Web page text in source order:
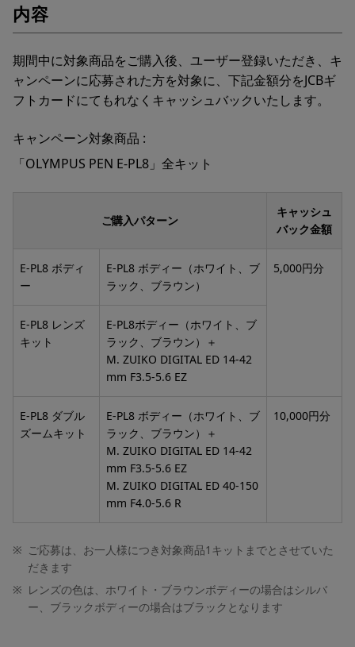
内容
期間中に対象商品をご購入後、ユーザー登録いただき、キ
ャンペーンに応募された方を対象に、下記金額分をJCBギ
フトカードにてもれなくキャッシュバックいたします。
キャンペーン対象商品
「OLYMPUS PEN E-PL8」全キット
ご購入パターン
キャッシュ
バック金額
E-PL8 ボディ
ー
E-PL8 ボディー（ホワイト、ブ
ラック、ブラウン）
5,000円分
E-PL8 レンズ
キット
E-PL8ボディー（ホワイト、ブ
ラック、ブラウン）＋
M. ZUIKO DIGITAL ED 14-42
mm F3.5-5.6 EZ
E-PL8 ダブル
ズームキット
E-PL8 ボディー（ホワイト、ブ
ラック、ブラウン）＋
M. ZUIKO DIGITAL ED 14-42
mm F3.5-5.6 EZ
M. ZUIKO DIGITAL ED 40-150
mm F4.0-5.6 R
10,000円分
※ ご応募は、お一人様につき対象商品1キットまでとさせていた
だきます
※ レンズの色は、ホワイト・ブラウンボディーの場合はシルバ
ー、ブラックボディーの場合はブラックとなります